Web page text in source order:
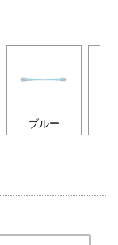
ブルー